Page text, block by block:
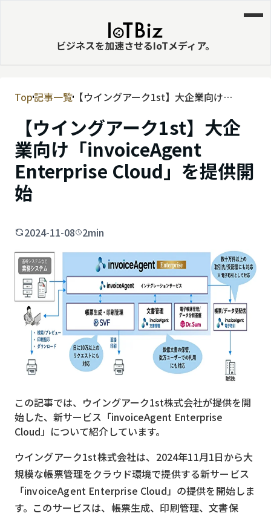
ビジネスを加速させるIoTメディア。
MVNE
エッジ
LPWA
DaaS
IaaS
ビッグデータ
MNO
MVNO
スマート漁業
M2M
VPN
スマート〇〇
スマート農業
ドローン
Top記事一覧 【ウイングアーク1st】大企業向け
供開始
【ウイングアーク1st】大企
業向け「invoiceAgent
Enterprise Cloud」を提供開
始
2024-11-08 2min
この記事では、ウイングアーク1st株式会社が提供を開
始した、新サービス「invoiceAgent Enterprise
Cloud」について紹介しています。
ウイングアーク1st株式会社は、2024年11月1日から大
規模な帳票管理をクラウド環境で提供する新サービス
「invoiceAgent Enterprise Cloud」の提供を開始しま
す。このサービスは、帳票生成、印刷管理、文書保